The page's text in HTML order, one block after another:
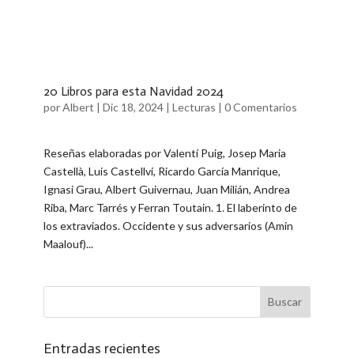
20 Libros para esta Navidad 2024
porAlbert | Dic 18, 2024| Lecturas | 0 Comentarios
Reseñas elaboradas por ​Valentí Puig, Josep Maria
Castellà, Luis Castellví, Ricardo García Manrique,
Ignasi Grau, Albert Guivernau​, Juan Milián, Andrea
Riba, Marc Tarrés y Ferran Toutain. ​1. El laberinto de
los extraviados. Occidente y sus adversarios (Amin
Maalouf)...
Entradas recientes